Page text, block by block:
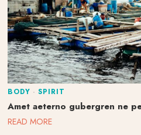
BODY · SPIRIT
Amet aeterno gubergren ne
READ MORE